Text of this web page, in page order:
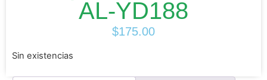
AL-YD188
$175.00
Sin existencias